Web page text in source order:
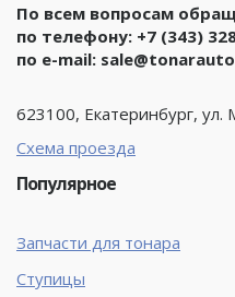
По всем вопросам
по телефону: +7 (343)
по e-mail:
623100, Екатеринбург,
Схема проезда
Популярное
Запчасти для тонара
Ступицы